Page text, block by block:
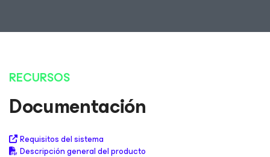
RECURSOS
Documentación
Requisitos del sistema
Descripción general del producto